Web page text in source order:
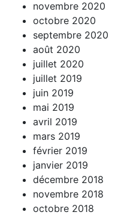
novembre 2020
octobre 2020
septembre 2020
août 2020
juillet 2020
juillet 2019
juin 2019
mai 2019
avril 2019
mars 2019
février 2019
janvier 2019
décembre 2018
novembre 2018
octobre 2018